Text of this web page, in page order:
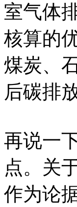
室气体
核算的
煤炭、
后碳排
再说一
点。关
作为论